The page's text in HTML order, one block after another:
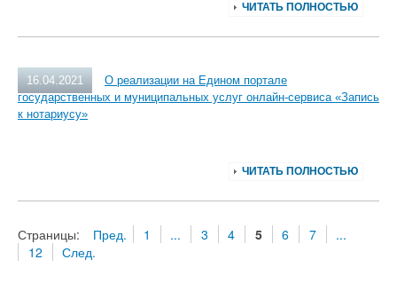
ЧИТАТЬ ПОЛНОСТЬЮ
16.04.2021
О реализации на Едином портале
государственных и муниципальных услуг онлайн-сервиса «Запись
к нотариусу»
ЧИТАТЬ ПОЛНОСТЬЮ
Страницы: Пред. 1 ... 3 4 5 6 7
...
12
След.